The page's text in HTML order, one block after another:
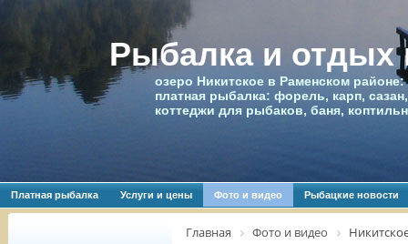
Рыбалка и отдых
озеро Никитское в Раменском
платная рыбалка: форель, карп,
коттеджи для рыбаков, баня,
Платная рыбалка Услуги и цены Фото и видео Рыбацкие новости
Главная Фото и видео